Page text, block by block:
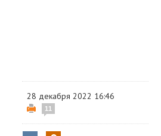
28 декабря 2022 16:46
11